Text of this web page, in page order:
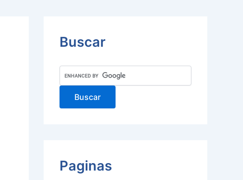
Buscar
Paginas